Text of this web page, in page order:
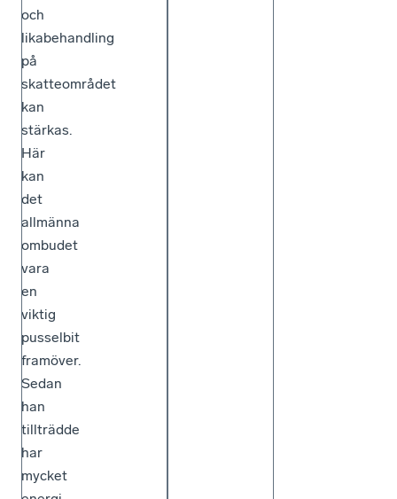
och
likabehandling
på
skatteområdet
kan
stärkas.
Här
kan
det
allmänna
ombudet
vara
en
viktig
pusselbit
framöver.
Sedan
han
tillträdde
har
mycket